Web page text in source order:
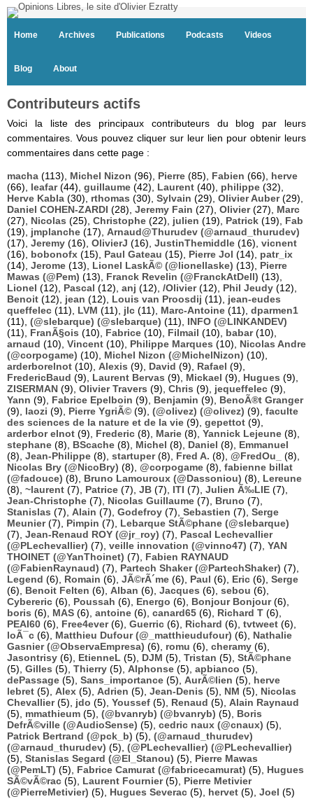
Home Archives Publications Podcasts Videos
Blog About
Contributeurs actifs
Voici la liste des principaux contributeurs du blog par leurs
commentaires. Vous pouvez cliquer sur leur lien pour obtenir leurs
commentaires dans cette page :
macha (113), Michel Nizon (96), Pierre (85), Fabien (66), herve
(66), leafar(44), guillaume (42), Laurent (40), philippe (32),
Herve Kabla (30), rthomas (30), Sylvain (29), Olivier Auber(29),
Daniel COHEN-ZARDI (28), Jeremy Fain (27), Olivier(27), Marc
(27), Nicolas (25), Christophe (22), julien (19), Patrick (19), Fab
(19), jmplanche (17), Arnaud@Thurudev (@arnaud_thurudev)
(17), Jeremy (16), OlivierJ (16), JustinThemiddle (16), vicnent
(16), bobonofx (15), Paul Gateau (15), Pierre Jol (14), patr_ix
(14), Jerome (13), Lionel LaskÃ© (@lionellaske) (13), Pierre
Mawas (@Pem) (13), Franck Revelin (@FranckAtDell) (13),
Lionel (12), Pascal (12), anj (12), /Olivier(12), Phil Jeudy (12),
Benoit (12), jean (12), Louis van Proosdij (11), jean-eudes
queffelec (11), LVM (11), jlc (11), Marc-Antoine (11), dparmen1
(11), (@slebarque) (@slebarque) (11), INFO (@LINKANDEV)
(11), FranÃ§ois (10), Fabrice (10), Filmail (10), babar(10),
arnaud (10), Vincent (10), Philippe Marques (10), Nicolas Andre
(@corpogame) (10), Michel Nizon (@MichelNizon) (10),
arderborelnot (10), Alexis (9), David (9), Rafael (9),
FredericBaud (9), Laurent Bervas (9), Mickael (9), Hugues (9),
ZISERMAN (9), Olivier Travers (9), Chris (9), jequeffelec (9),
Yann (9), Fabrice Epelboin (9), Benjamin (9), BenoÃ®t Granger
(9), laozi (9), Pierre YgriÃ© (9), (@olivez) (@olivez) (9), faculte
des sciences de la nature et de la vie (9), gepettot (9),
arderbor elnot (9), Frederic (8), Marie (8), Yannick Lejeune (8),
stephane (8), BScache (8), Michel (8), Daniel (8), Emmanuel
(8), Jean-Philippe (8), startuper(8), Fred A. (8), @FredOu_
(8),
Nicolas Bry (@NicoBry) (8), @corpogame (8), fabienne billat
(@fadouce) (8), Bruno Lamouroux (@Dassoniou) (8), Lereune
(8), ~laurent (7), Patrice (7), JB (7), ITI (7), Julien Ã‰LIE (7),
Jean-Christophe (7), Nicolas Guillaume (7), Bruno (7),
Stanislas (7), Alain (7), Godefroy (7), Sebastien (7), Serge
Meunier(7), Pimpin (7), Lebarque StÃ©phane (@slebarque)
(7), Jean-Renaud ROY (@jr_roy) (7), Pascal Lechevallier
(@PLechevallier) (7), veille innovation (@vinno47) (7), YAN
THOINET (@YanThoinet) (7), Fabien RAYNAUD
(@FabienRaynaud) (7), Partech Shaker (@PartechShaker) (7),
Legend (6), Romain (6), JÃ©rÃ´me (6), Paul (6), Eric (6), Serge
(6), Benoit Felten (6), Alban (6), Jacques (6), sebou (6),
Cybereric (6), Poussah (6), Energo (6), Bonjour Bonjour(6),
boris (6), MAS (6), antoine (6), canard65 (6), Richard T (6),
PEAI60 (6), Free4ever(6), Guerric (6), Richard (6), tvtweet (6),
loÃ¯c (6), Matthieu Dufour (@_matthieudufour) (6), Nathalie
Gasnier (@ObservaEmpresa) (6), romu (6), cheramy (6),
Jasontrisy (6), EtienneL (5), DJM (5), Tristan (5), StÃ©phane
(5), Gilles (5), Thierry (5), Alphonse (5), apbianco (5),
dePassage (5), Sans_importance (5), AurÃ©lien (5), herve
lebret (5), Alex (5), Adrien (5), Jean-Denis (5), NM (5), Nicolas
Chevallier(5), jdo (5), Youssef (5), Renaud (5), Alain Raynaud
(5), mmathieum (5), (@bvanryb) (@bvanryb) (5), Boris
DefrÃ©ville (@AudioSense) (5), cedric naux (@cnaux) (5),
Patrick Bertrand (@pck_b) (5), (@arnaud_thurudev)
(@arnaud_thurudev) (5), (@PLechevallier) (@PLechevallier)
(5), Stanislas Segard (@El_Stanou) (5), Pierre Mawas
(@PemLT) (5), Fabrice Camurat (@fabricecamurat) (5), Hugues
SÃ©vÃ©rac (5), Laurent Fournier(5), Pierre Metivier
(@PierreMetivier) (5), Hugues Severac (5), hervet (5), Joel (5)